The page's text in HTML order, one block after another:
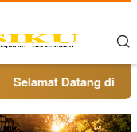
Selamat Datang di